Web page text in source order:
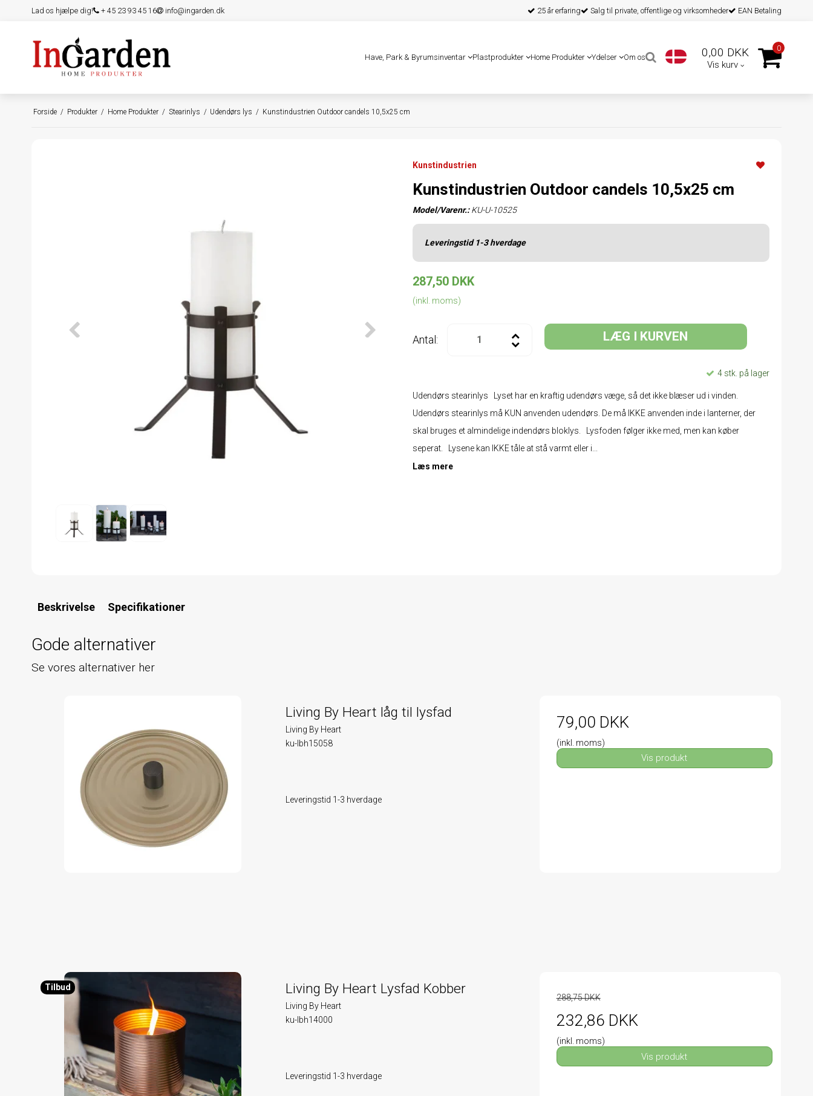
Lad os hjælpe dig! + 45 23 93 45 16 info@ingarden.dk 25 år erfaring Salg til private, offentlige og virksomheder EAN Betaling
Have, Park & Byrumsinventar Plastprodukter Home Produkter Ydelser Om os 0,00 DKK
Vis kurv
0
Forside / Produkter / Home Produkter / Stearinlys / Udendørs lys / Kunstindustrien Outdoor candels 10,5x25 cm
Kunstindustrien
Kunstindustrien Outdoor candels 10,5x25 cm
Model/Varenr.: KU-U-10525
Leveringstid 1-3 hverdage
287,50 DKK
(inkl. moms)
Antal: LÆG I KURVEN
4 stk. på lager
Udendørs stearinlys Lyset har en kraftig udendørs væge, så det ikke blæser ud i vinden.
Udendørs stearinlys må KUN anvenden udendørs. De må IKKE anvenden inde i lanterner, der
skal bruges et almindelige indendørs bloklys. Lysfoden følger ikke med, men kan køber
seperat. Lysene kan IKKE tåle at stå varmt eller i...
Læs mere
Beskrivelse Specifikationer
Gode alternativer
Se vores alternativer her
Living By Heart låg til lysfad
Living By Heart
ku-lbh15058
Leveringstid 1-3 hverdage
79,00 DKK
(inkl. moms)
Vis produkt
Tilbud Living By Heart Lysfad Kobber
Living By Heart
ku-lbh14000
Leveringstid 1-3 hverdage
288,75 DKK
232,86 DKK
(inkl. moms)
Vis produkt